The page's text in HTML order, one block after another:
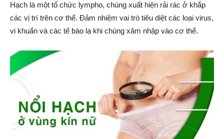
Hạch là một tổ chức lympho, chúng xuất hiện rải rác ở khắp
các vị trí trên cơ thể. Đảm nhiệm vai trò tiêu diệt các loại virus,
vi khuẩn và các tế bào lạ khi chúng xâm nhập vào cơ thể.